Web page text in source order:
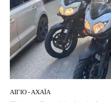
ΑΊΓΙΟ - ΑΧΑΪ́Α